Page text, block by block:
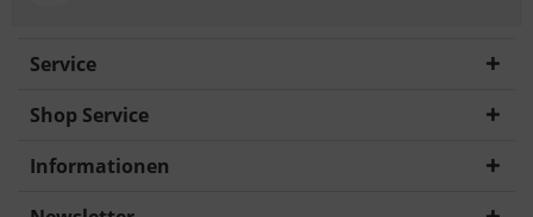
Service
Shop Service
Informationen